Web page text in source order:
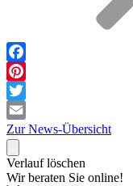
Facebook
Pinterest
Twitter
Email
Zur News-Übersicht
Verlauf löschen
Wir beraten Sie online!